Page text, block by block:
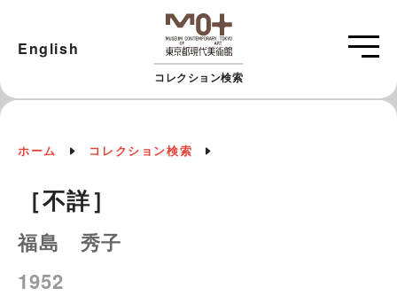
コレクション検索
English
ホーム コレクション検索
［不詳］
福島 秀子
1952